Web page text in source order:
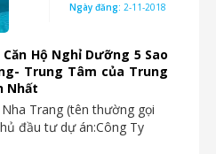
Hộ Nghỉ Dưỡng 5 Sao
Trung Tâm của Trung
Nhất
Trang (tên thường gọi
đầu tư dự án:Công Ty
Ngày đăng: 2-11-2018